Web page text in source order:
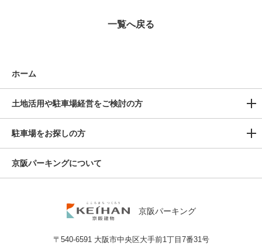
一覧へ戻る
京阪パーキング
〒540-6591 大阪市中央区大手前1丁目7番31号
ホーム
土地活用や駐車場経営をご検討の方
駐車場をお探しの方
京阪パーキングについて